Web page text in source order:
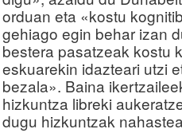
orduan eta «kostu
gehiago egin behar izan
bestera pasatzeak kostu
eskuarekin idazteari utzi
bezala». Baina
hizkuntza libreki
dugu hizkuntzak